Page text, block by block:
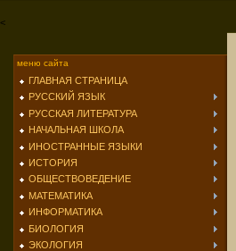
<
меню сайта
ГЛАВНАЯ СТРАНИЦА
РУССКИЙ ЯЗЫК
РУССКАЯ ЛИТЕРАТУРА
НАЧАЛЬНАЯ ШКОЛА
ИНОСТРАННЫЕ ЯЗЫКИ
ИСТОРИЯ
ОБЩЕСТВОВЕДЕНИЕ
МАТЕМАТИКА
ИНФОРМАТИКА
БИОЛОГИЯ
ЭКОЛОГИЯ